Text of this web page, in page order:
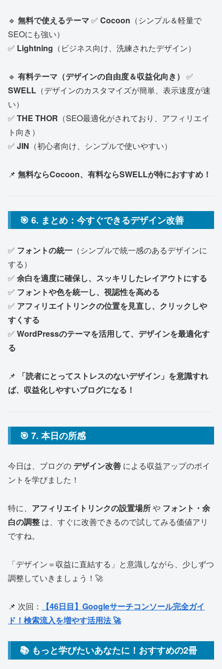
🔹 無料で使えるテーマ ✅ Cocoon （シンプル＆軽量で
SEOにも強い）
✅ Lightning （ビジネス向け、洗練されたデザイン）
🔹 有料テーマ（デザインの自由度＆収益化向き） ✅
SWELL （デザインのカスタマイズが簡単、表示速度が速
い）
✅ THE THOR （SEO最適化がされており、アフィリエイ
ト向き）
✅ JIN （初心者向け、シンプルで使いやすい）
📌 無料ならCocoon、有料ならSWELLが特におすすめ！
🎯 6. まとめ：今すぐできるデザイン改善
✅ フォントの統一 （シンプルで統一感のあるデザインに
する）
✅ 余白を適度に確保し、スッキリしたレイアウトにする
✅ フォントや色を統一し、視認性を高める
✅ アフィリエイトリンクの位置を見直し、クリックしや
すくする
✅ WordPressのテーマを活用して、デザインを最適化す
る
📌
「読者にとってストレスのないデザイン」を意識すれ
ば、収益化しやすいブログになる！
🎯 7. 本日の所感
今日は、ブログの デザイン改善 による収益アップのポイ
ントを学びました！
特に、 アフィリエイトリンクの設置場所や フォント・余
白の調整 は、すぐに改善できるので試してみる価値アリ
ですね。
「デザイン＝収益に直結する」と意識しながら、少しずつ
調整していきましょう！🚀
📌 次回：
【46日目】Googleサーチコンソール完全ガイ
ド！検索流入を増やす活用法 🚀
📚 もっと学びたいあなたに！おすすめの2冊